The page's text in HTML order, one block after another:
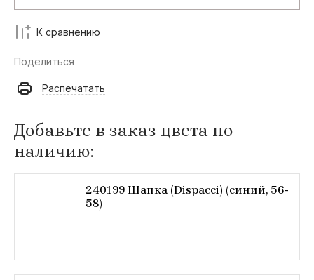
К сравнению
Поделиться
Распечатать
Добавьте в заказ цвета по
наличию:
240199 Шапка (Dispacci) (синий, 56-
58)